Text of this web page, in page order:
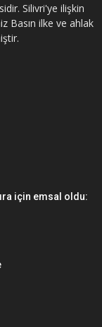
Silivri'ye ilişkin
Basın ilke ve ahlak
için emsal oldu: